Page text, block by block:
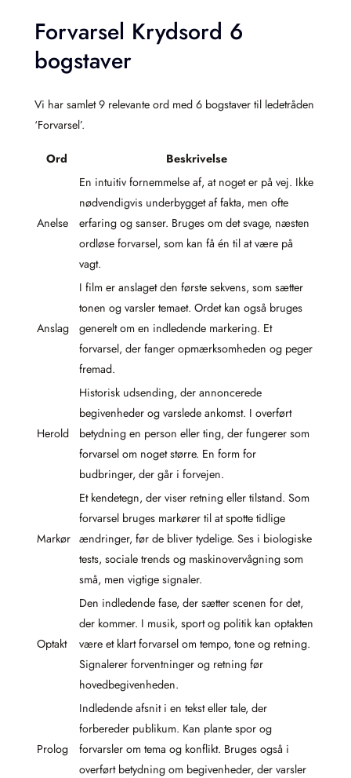
Forvarsel Krydsord 6
bogstaver
Vi har samlet 9 relevante ord med 6 bogstaver til ledetråden
‘Forvarsel’.
Ord Beskrivelse
Anelse
En intuitiv fornemmelse af, at noget er på vej. Ikke
nødvendigvis underbygget af fakta, men ofte
erfaring og sanser. Bruges om det svage, næsten
ordløse forvarsel, som kan få én til at være på
vagt.
Anslag
I film er anslaget den første sekvens, som sætter
tonen og varsler temaet. Ordet kan også bruges
generelt om en indledende markering. Et
forvarsel, der fanger opmærksomheden og peger
fremad.
Herold
Historisk udsending, der annoncerede
begivenheder og varslede ankomst. I overført
betydning en person eller ting, der fungerer som
forvarsel om noget større. En form for
budbringer, der går i forvejen.
Markør
Et kendetegn, der viser retning eller tilstand. Som
forvarsel bruges markører til at spotte tidlige
ændringer, før de bliver tydelige. Ses i biologiske
tests, sociale trends og maskinovervågning som
små, men vigtige signaler.
Optakt
Den indledende fase, der sætter scenen for det,
der kommer. I musik, sport og politik kan optakten
være et klart forvarsel om tempo, tone og retning.
Signalerer forventninger og retning før
hovedbegivenheden.
Prolog
Indledende afsnit i en tekst eller tale, der
forbereder publikum. Kan plante spor og
forvarsler om tema og konflikt. Bruges også i
overført betydning om begivenheder, der varsler